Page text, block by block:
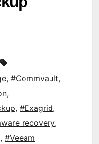
, #Commvault,
,
, #Exagrid,
recovery,
, #Veeam